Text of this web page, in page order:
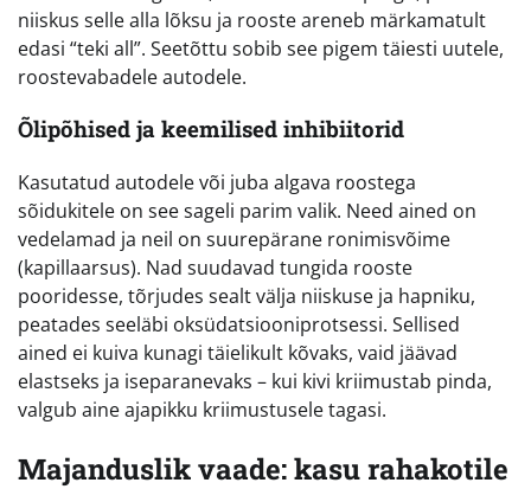
niiskus selle alla lõksu ja rooste areneb märkamatult
edasi “teki all”. Seetõttu sobib see pigem täiesti uutele,
roostevabadele autodele.
Õlipõhised ja keemilised inhibiitorid
Kasutatud autodele või juba algava roostega
sõidukitele on see sageli parim valik. Need ained on
vedelamad ja neil on suurepärane ronimisvõime
(kapillaarsus). Nad suudavad tungida rooste
pooridesse, tõrjudes sealt välja niiskuse ja hapniku,
peatades seeläbi oksüdatsiooniprotsessi. Sellised
ained ei kuiva kunagi täielikult kõvaks, vaid jäävad
elastseks ja iseparanevaks – kui kivi kriimustab pinda,
valgub aine ajapikku kriimustusele tagasi.
Majanduslik vaade: kasu rahakotile